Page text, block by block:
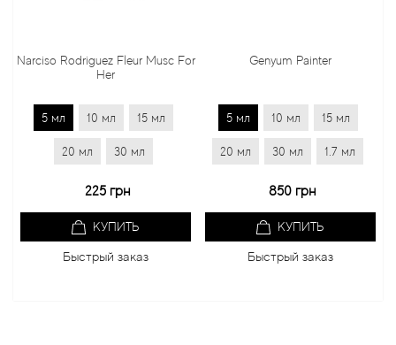
Narciso Rodriguez Fleur Musc For
Her
5 мл 10 мл 15 мл
20 мл 30 мл
225 грн
КУПИТЬ
Быстрый заказ
Genyum Painter
5 мл 10 мл 15 мл
20 мл 30 мл 1.7 мл
850 грн
КУПИТЬ
Быстрый заказ